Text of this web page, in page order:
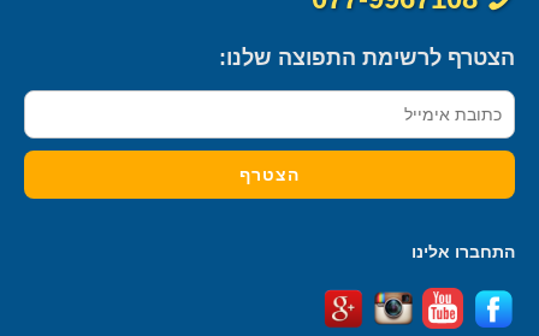
הצטרף לרשימת התפוצה שלנו:
התחברו אלינו